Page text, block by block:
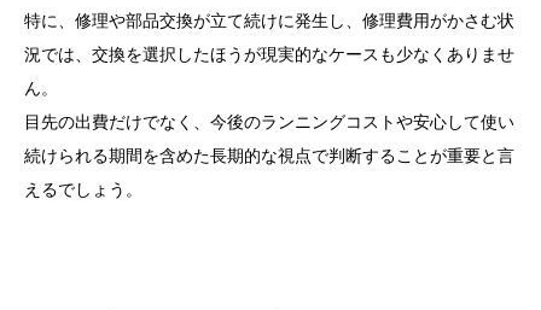
特に、修理や部品交換が立て続けに発生し、修理費用がかさむ状
況では、交換を選択したほうが現実的なケースも少なくありませ
ん。
目先の出費だけでなく、今後のランニングコストや安心して使い
続けられる期間を含めた長期的な視点で判断することが重要と言
えるでしょう。